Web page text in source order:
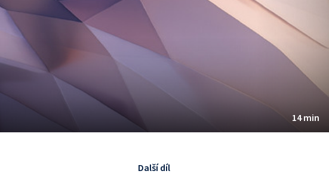
14 min
Další díl